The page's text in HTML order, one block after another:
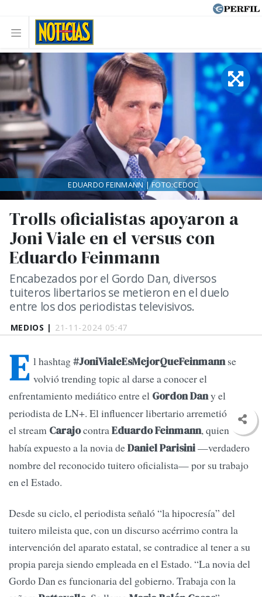
MEDIOS | 21-11-2024 05:47
Trolls oficialistas apoyaron a
Joni Viale en el versus con
Eduardo Feinmann
Encabezados por el Gordo Dan, diversos
tuiteros libertarios se metieron en el duelo
entre los dos periodistas televisivos.
EDUARDO FEINMANN | FOTO:CEDOC
E l hashtag#JoniVialeEsMejorQueFeinmannse
volvió trending topic al darse a conocer el
enfrentamiento mediático entre el Gordon Dany el
periodista de LN+. El influencer libertario arremetió desde
el stream CarajocontraEduardo Feinmann, quien
había expuesto a la novia deDaniel Parisini—verdadero
nombre del reconocido tuitero oficialista— por su trabajo
en el Estado.
Desde su ciclo, el periodista señaló “la hipocresía” del
tuitero mileista que, con un discurso acérrimo contra la
intervención del aparato estatal, se contradice al tener a su
propia pareja siendo empleada en el Estado. “La novia del
Gordo Dan es funcionaria del gobierno. Trabaja con la